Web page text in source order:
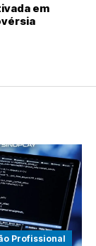
em
Profissional